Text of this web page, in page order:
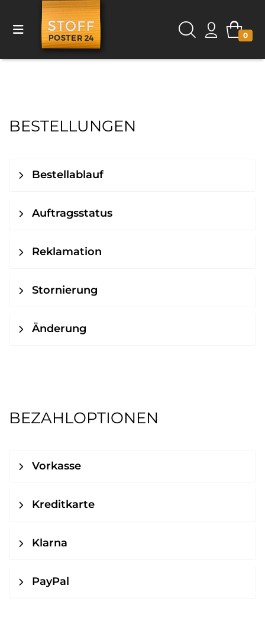
0
BESTELLUNGEN
Bestellablauf
Auftragsstatus
Reklamation
Stornierung
Änderung
BEZAHLOPTIONEN
Vorkasse
Kreditkarte
Klarna
PayPal